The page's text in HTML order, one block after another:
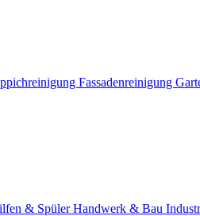
Fassadenreinigung
& SpülerHandwerk & Bau